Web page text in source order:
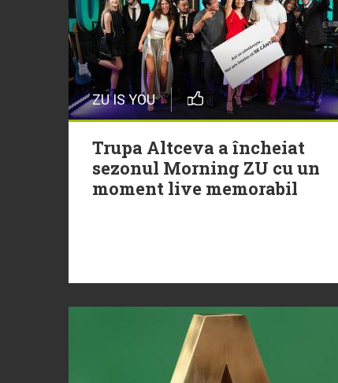
ZU IS YOU
Trupa Altceva a încheiat
sezonul Morning ZU cu un
moment live memorabil